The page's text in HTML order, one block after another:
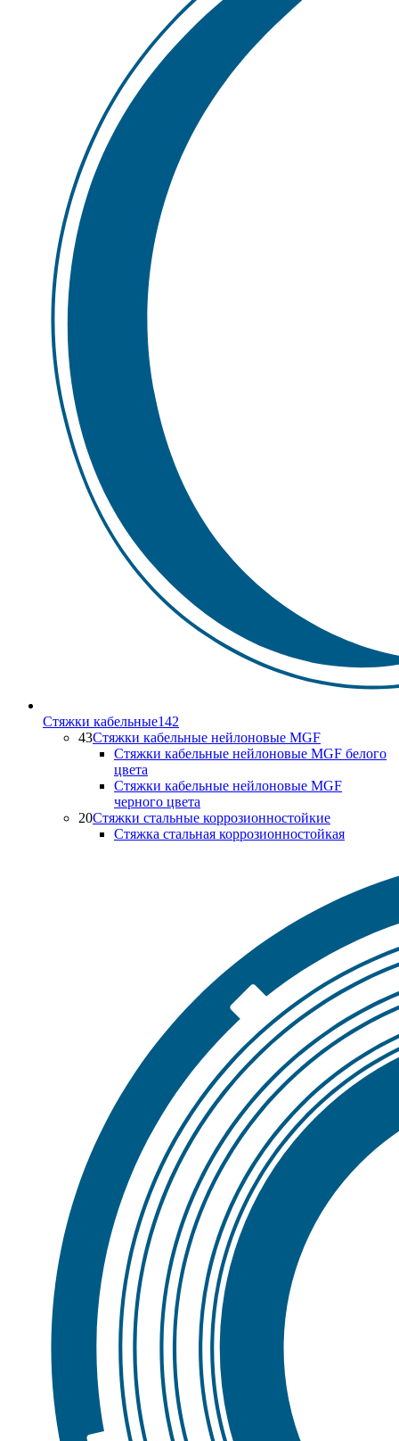
Стяжки кабельные142
43Стяжки кабельные нейлоновые MGF
Стяжки кабельные нейлоновые MGF белого
цвета
Стяжки кабельные нейлоновые MGF
черного цвета
20Стяжки стальные коррозионностойкие
Стяжка стальная коррозионностойкая